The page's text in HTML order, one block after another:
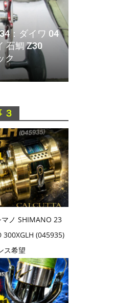
：ダイワ 04
石鯛 Z30
ク
３
ノ SHIMANO 23
(045935)
ス希望